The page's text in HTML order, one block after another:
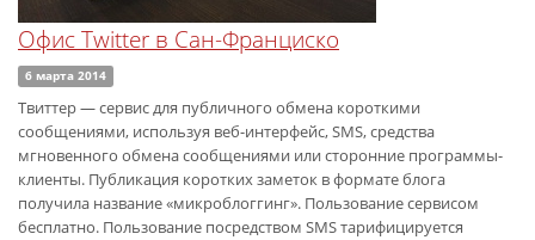
Офис Twitter в Сан-Франциско
6 марта 2014
Твиттер — сервис для публичного обмена короткими
сообщениями, используя веб-интерфейс, SMS, средства
мгновенного обмена сообщениями или сторонние программы-
клиенты. Публикация коротких заметок в формате блога
получила название «микроблоггинг». Пользование сервисом
бесплатно. Пользование посредством SMS тарифицируется